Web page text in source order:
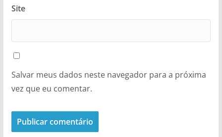
Site
Salvar meus dados neste navegador para a próxima
vez que eu comentar.